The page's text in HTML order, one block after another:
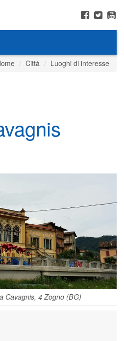
Città Luoghi di interesse
Cavagnis, 4 Zogno (BG)